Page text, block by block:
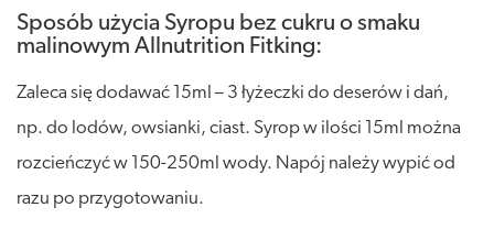
Sposób użycia Syropu bez cukru o smaku
malinowym Allnutrition Fitking:
Zaleca się dodawać 15ml – 3 łyżeczki do deserów i dań,
np. do lodów, owsianki, ciast. Syrop w ilości 15ml można
rozcieńczyć w 150-250ml wody. Napój należy wypić od
razu po przygotowaniu.